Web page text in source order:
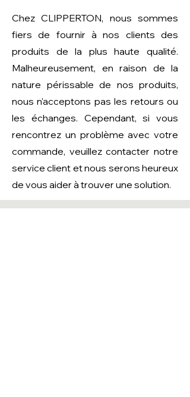
Chez CLIPPERTON, nous sommes
fiers de fournir à nos clients des
produits de la plus haute qualité.
Malheureusement, en raison de la
nature périssable de nos produits,
nous n'acceptons pas les retours ou
les échanges. Cependant, si vous
rencontrez un problème avec votre
commande, veuillez contacter notre
service client et nous serons heureux
de vous aider à trouver une solution.